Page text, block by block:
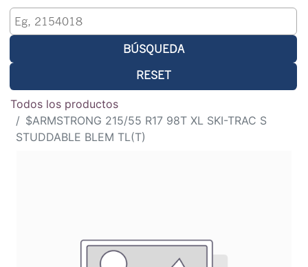
BÚSQUEDA
RESET
Todos los productos
$ARMSTRONG 215/55 R17 98T XL SKI-TRAC S
STUDDABLE BLEM TL(T)